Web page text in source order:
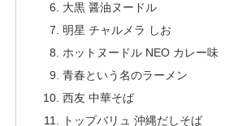
大黒 醤油ヌードル
明星 チャルメラ しお
ホットヌードル NEO カレー味
青春という名のラーメン
西友 中華そば
トップバリュ 沖縄だしそば